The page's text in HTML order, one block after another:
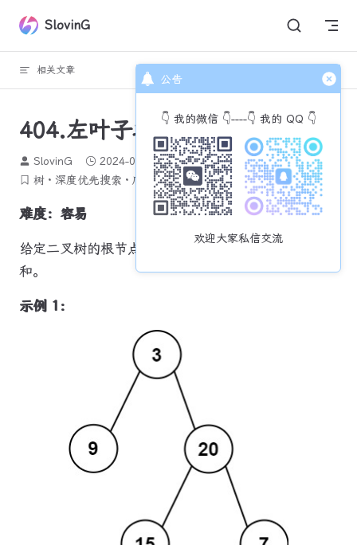
公告
👇 我的微信 👇----👇 我的 QQ 👇
欢迎大家私信交流
Skip to content
SlovinG
相关文章 回到顶部
404.左叶子之和
SlovinG 2024-02-29 1490 个字
6 分钟
树
深度优先搜索 广度优先搜索 二叉树 力扣每日一题
难度：容易
给定二叉树的根节点
，返回所有左叶子之
和。
示例 1：